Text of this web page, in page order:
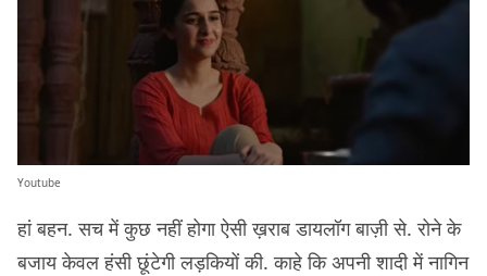
Youtube
हां बहन. सच में कुछ नहीं होगा ऐसी ख़राब डायलॉग बाज़ी से. रोने के
बजाय केवल हंसी छूंटेगी लड़कियों की. काहे कि अपनी शादी में नागिन